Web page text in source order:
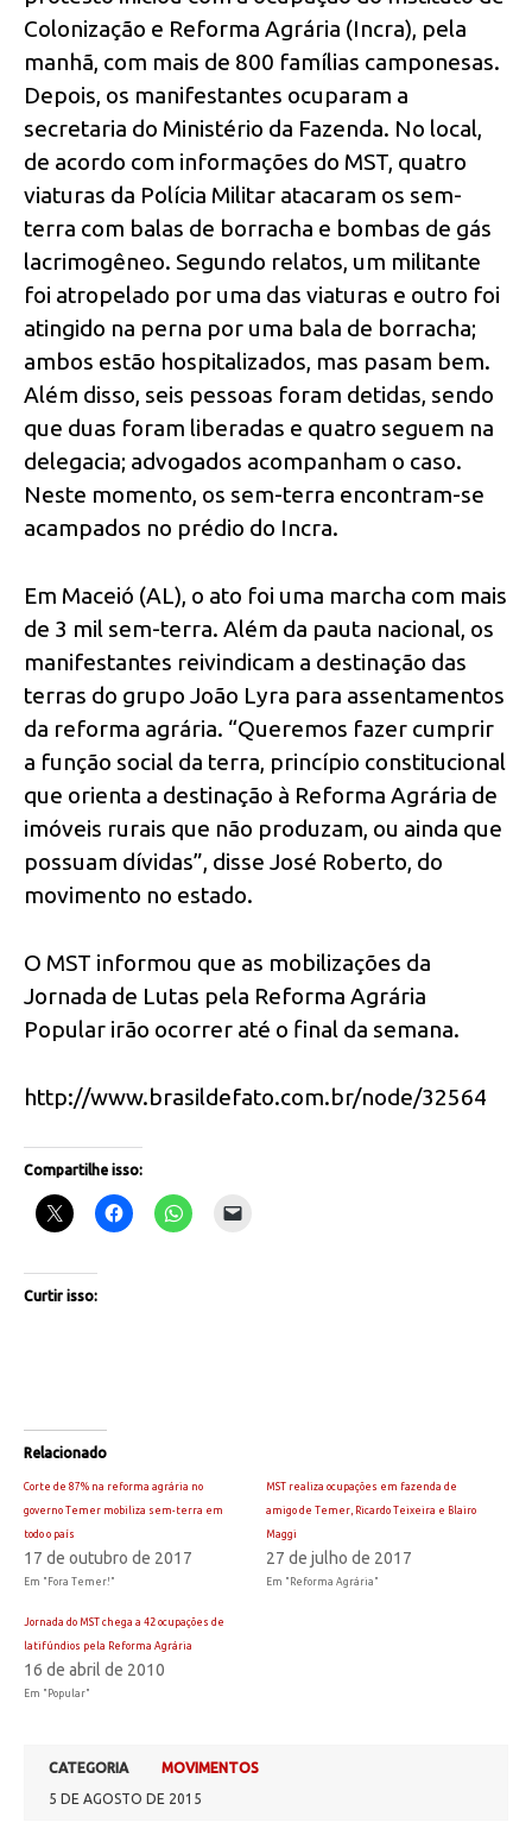
Colonização e Reforma Agrária (Incra), pela
manhã, com mais de 800 famílias camponesas.
Depois, os manifestantes ocuparam a
secretaria do Ministério da Fazenda. No local,
de acordo com informações do MST, quatro
viaturas da Polícia Militar atacaram os sem-
terra com balas de borracha e bombas de gás
lacrimogêneo. Segundo relatos, um militante
foi atropelado por uma das viaturas e outro foi
atingido na perna por uma bala de borracha;
ambos estão hospitalizados, mas pasam bem.
Além disso, seis pessoas foram detidas, sendo
que duas foram liberadas e quatro seguem na
delegacia; advogados acompanham o caso.
Neste momento, os sem-terra encontram-se
acampados no prédio do Incra.
Em Maceió (AL), o ato foi uma marcha com mais
de 3 mil sem-terra. Além da pauta nacional, os
manifestantes reivindicam a destinação das
terras do grupo João Lyra para assentamentos
da reforma agrária. “Queremos fazer cumprir
a função social da terra, princípio constitucional
que orienta a destinação à Reforma Agrária de
imóveis rurais que não produzam, ou ainda que
possuam dívidas”, disse José Roberto, do
movimento no estado.
O MST informou que as mobilizações da
Jornada de Lutas pela Reforma Agrária
Popular irão ocorrer até o final da semana.
http://www.brasildefato.com.br/node/32564
Compartilhe isso:
Curtir isso:
Relacionado
Corte de 87% na reforma agrária no
governo Temer mobiliza sem-terra em
todo o país
17 de outubro de 2017
Em "Fora Temer!"
MST realiza ocupações em fazenda de
amigo de Temer, Ricardo Teixeira e Blairo
Maggi
27 de julho de 2017
Em "Reforma Agrária"
Jornada do MST chega a 42 ocupações de
latifúndios pela Reforma Agrária
16 de abril de 2010
Em "Popular"
CATEGORIA
MOVIMENTOS
5 DE AGOSTO DE 2015